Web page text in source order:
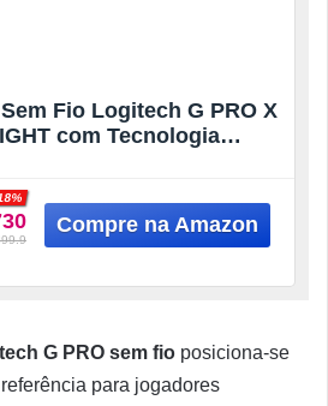
Fio Logitech G PRO X
com Tecnologia
Sensor HERO 25K e
– Compatível com
– Preto
G PRO sem fio posiciona-se
para jogadores